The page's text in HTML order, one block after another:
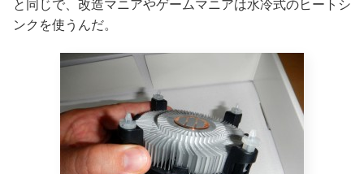
と同じで、改造マニアやゲームマニアは水冷式のヒートシ
ンクを使うんだ。